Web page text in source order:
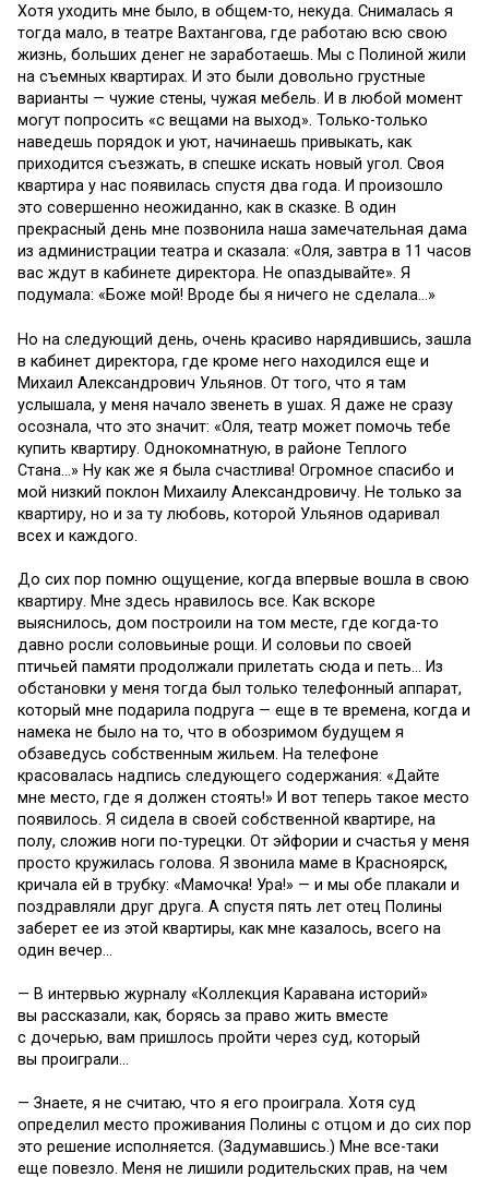
Хотя уходить мне было, в общем-то, некуда. Снималась я
тогда мало, в театре Вахтангова, где работаю всю свою
жизнь, больших денег не заработаешь. Мы с Полиной жили
на съемных квартирах. И это были довольно грустные
варианты — чужие стены, чужая мебель. И в любой момент
могут попросить «с вещами на выход». Только-только
наведешь порядок и уют, начинаешь привыкать, как
приходится съезжать, в спешке искать новый угол. Своя
квартира у нас появилась спустя два года. И произошло
это совершенно неожиданно, как в сказке. В один
прекрасный день мне позвонила наша замечательная дама
из администрации театра и сказала: «Оля, завтра в 11 часов
вас ждут в кабинете директора. Не опаздывайте». Я
подумала: «Боже мой! Вроде бы я ничего не сделала…»
Но на следующий день, очень красиво нарядившись, зашла
в кабинет директора, где кроме него находился еще и
Михаил Александрович Ульянов. От того, что я там
услышала, у меня начало звенеть в ушах. Я даже не сразу
осознала, что это значит: «Оля, театр может помочь тебе
купить квартиру. Однокомнатную, в районе Теплого
Стана…» Ну как же я была счастлива! Огромное спасибо и
мой низкий поклон Михаилу Александровичу. Не только за
квартиру, но и за ту любовь, которой Ульянов одаривал
всех и каждого.
До сих пор помню ощущение, когда впервые вошла в свою
квартиру. Мне здесь нравилось все. Как вскоре
выяснилось, дом построили на том месте, где когда-то
давно росли соловьиные рощи. И соловьи по своей
птичьей памяти продолжали прилетать сюда и петь… Из
обстановки у меня тогда был только телефонный аппарат,
который мне подарила подруга — еще в те времена, когда и
намека не было на то, что в обозримом будущем я
обзаведусь собственным жильем. На телефоне
красовалась надпись следующего содержания: «Дайте
мне место, где я должен стоять!» И вот теперь такое место
появилось. Я сидела в своей собственной квартире, на
полу, сложив ноги по-турецки. От эйфории и счастья у меня
просто кружилась голова. Я звонила маме в Красноярск,
кричала ей в трубку: «Мамочка! Ура!» — и мы обе плакали и
поздравляли друг друга. А спустя пять лет отец Полины
заберет ее из этой квартиры, как мне казалось, всего на
один вечер…
— В интервью журналу «Коллекция Каравана историй»
вы рассказали, как, борясь за право жить вместе
с дочерью, вам пришлось пройти через суд, который
вы проиграли…
— Знаете, я не считаю, что я его проиграла. Хотя суд
определил место проживания Полины с отцом и до сих пор
это решение исполняется. (Задумавшись.) Мне все-таки
еще повезло. Меня не лишили родительских прав, на чем